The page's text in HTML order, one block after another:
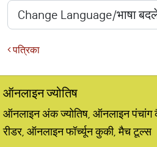
पत्रिका
ऑनलाइन ज्योतिष
ऑनलाइन अंक ज्योतिष, ऑनलाइन पंचांग
रीडर, ऑनलाइन फॉर्च्यून कुकी, मैच टूल्स